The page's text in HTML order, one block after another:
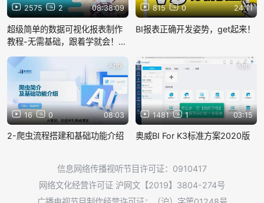
2575 2 08:38:09
超级简单的数据可视化报表制作
教程-无需基础，跟着学就会！
815 0 24:11
BI报表正确开发姿势，get起来！
16 0 08:03
App
2-爬虫流程搭建和基础功能介绍
1481 1 03:15
App
奥威BI For K3标准方案2020版
信息网络传播视听节目许可证：0910417
网络文化经营许可证 沪网文【2019】3804-274号